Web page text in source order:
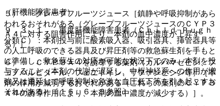
５）． グレープフルーツジュース［鎮静や呼吸抑制があら
われるおそれがある（グレープフルーツジュースのＣＹＰ３
Ａ４に対する阻害作用により、本剤の血中濃度が上昇す
る）］。
６）． ＣＹＰ３Ａ４を誘導する薬剤（カルバマゼピン、フ
ェノバルビタール、フェニトイン、リファンピシン等）［本
剤の作用が減弱するおそれがある（これらの薬剤のＣＹＰ３
Ａ４の誘導作用により、本剤の血中濃度が減少する）］。
（肝機能障害患者）
９．３．１． 重度肝機能障害患者（Ｃｈｉｌｄ−Ｐｕｇｈ
分類Ｃ）：本剤投与前に酸素吸入器、吸引器具、挿管器具等
の人工呼吸のできる器具及び昇圧剤等の救急蘇生剤を手もと
に準備し、救急蘇生の対応が可能な状況下でのみ、本剤を投
与すること（本剤の代謝が遅延し、中枢神経系への作用が増
強又は遷延して呼吸抑制や急激な血圧低下等を引き起こすお
それがある）〔１６．６．３参照〕。